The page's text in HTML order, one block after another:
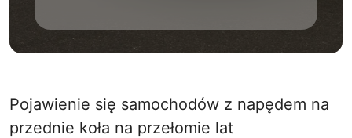
Pojawienie się samochodów z napędem na
przednie koła na przełomie lat